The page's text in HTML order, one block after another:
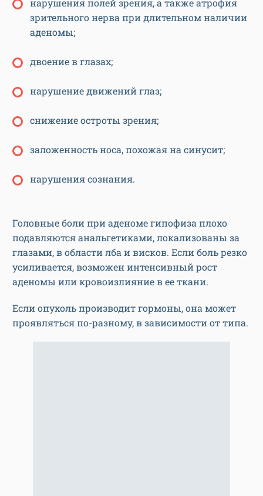
нарушения полей зрения, а также атрофия
зрительного нерва при длительном наличии
аденомы;
двоение в глазах;
нарушение движений глаз;
снижение остроты зрения;
заложенность носа, похожая на синусит;
нарушения сознания.
Головные боли при аденоме гипофиза плохо
подавляются анальгетиками, локализованы за
глазами, в области лба и висков. Если боль резко
усиливается, возможен интенсивный рост
аденомы или кровоизлияние в ее ткани.
Если опухоль производит гормоны, она может
проявляться по-разному, в зависимости от типа.